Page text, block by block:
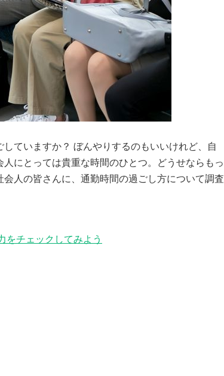
ていますか？ ぼんやりするのもいいけれど、自
にとっては貴重な時間のひとつ。どうせならもっ
人の皆さんに、通勤時間の過ごし方について調査
をチェックしてみよう